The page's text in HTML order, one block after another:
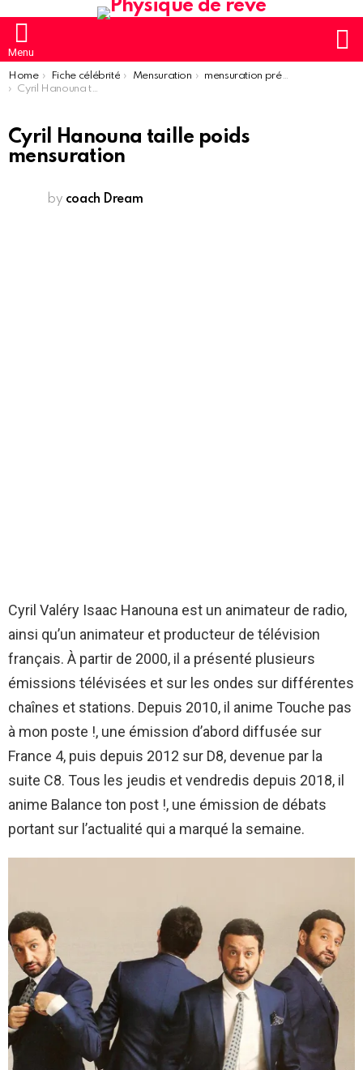
Menu
You are here:
Home Fiche célébrité Mensuration
mensuration présentateur homme
Cyril Hanouna taille poids mensuration
Cyril Hanouna taille poids
mensuration
by coach Dream
Cyril Valéry Isaac Hanouna est un animateur de radio,
ainsi qu’un animateur et producteur de télévision
français. À partir de 2000, il a présenté plusieurs
émissions télévisées et sur les ondes sur différentes
chaînes et stations. Depuis 2010, il anime Touche pas
à mon poste !, une émission d’abord diffusée sur
France 4, puis depuis 2012 sur D8, devenue par la
suite C8. Tous les jeudis et vendredis depuis 2018, il
anime Balance ton post !, une émission de débats
portant sur l’actualité qui a marqué la semaine.